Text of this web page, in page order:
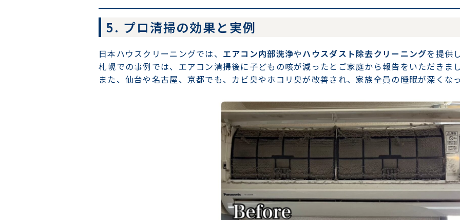
5. プロ清掃の効果と実例
日本ハウスクリーニングでは、 エアコン内部洗浄やハウスダスト除去クリーニングを提供
札幌での事例では、エアコン清掃後に子どもの咳が減ったとご家庭から報告をいただきま
また、仙台や名古屋、京都でも、カビ臭やホコリ臭が改善され、家族全員の睡眠が深くな